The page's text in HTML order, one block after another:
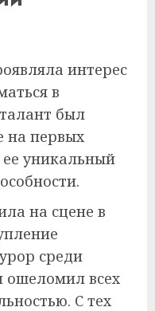
интерес
в
был
на первых
уникальный
на сцене в
среди
ошеломил всех
С тех